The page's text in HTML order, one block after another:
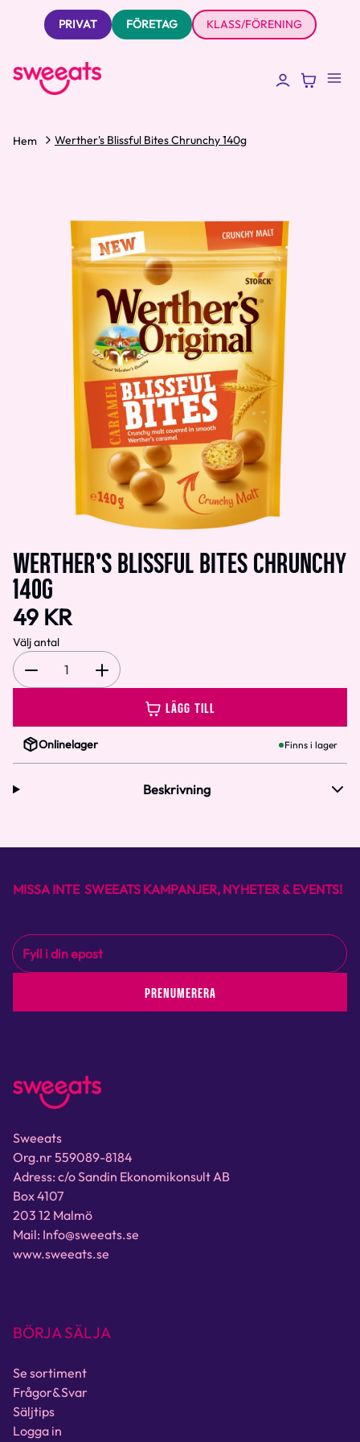
PRIVAT FÖRETAG KLASS/FÖRENING
Hem Werther's Blissful Bites Chrunchy 140g
WERTHER'S BLISSFUL BITES CHRUNCHY
140G
49 KR
Välj antal
1
LÄGG TILL
Onlinelager Finns i lager
Beskrivning
MISSA INTE SWEEATS KAMPANJER, NYHETER & EVENTS!
PRENUMERERA
Sweeats
Org.nr 559089-8184
Adress: c/o Sandin Ekonomikonsult AB
Box 4107
203 12 Malmö
Mail: Info@sweeats.se
www.sweeats.se
BÖRJA SÄLJA
Se sortiment
Frågor&Svar
Säljtips
Logga in